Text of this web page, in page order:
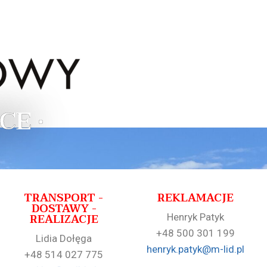
•
TRANSPORT -
DOSTAWY -
REALIZACJE
Lidia Dołęga
+48 514 027 775
REKLAMACJE
Henryk Patyk
+48 500 301 199
henryk.patyk@m-lid.pl